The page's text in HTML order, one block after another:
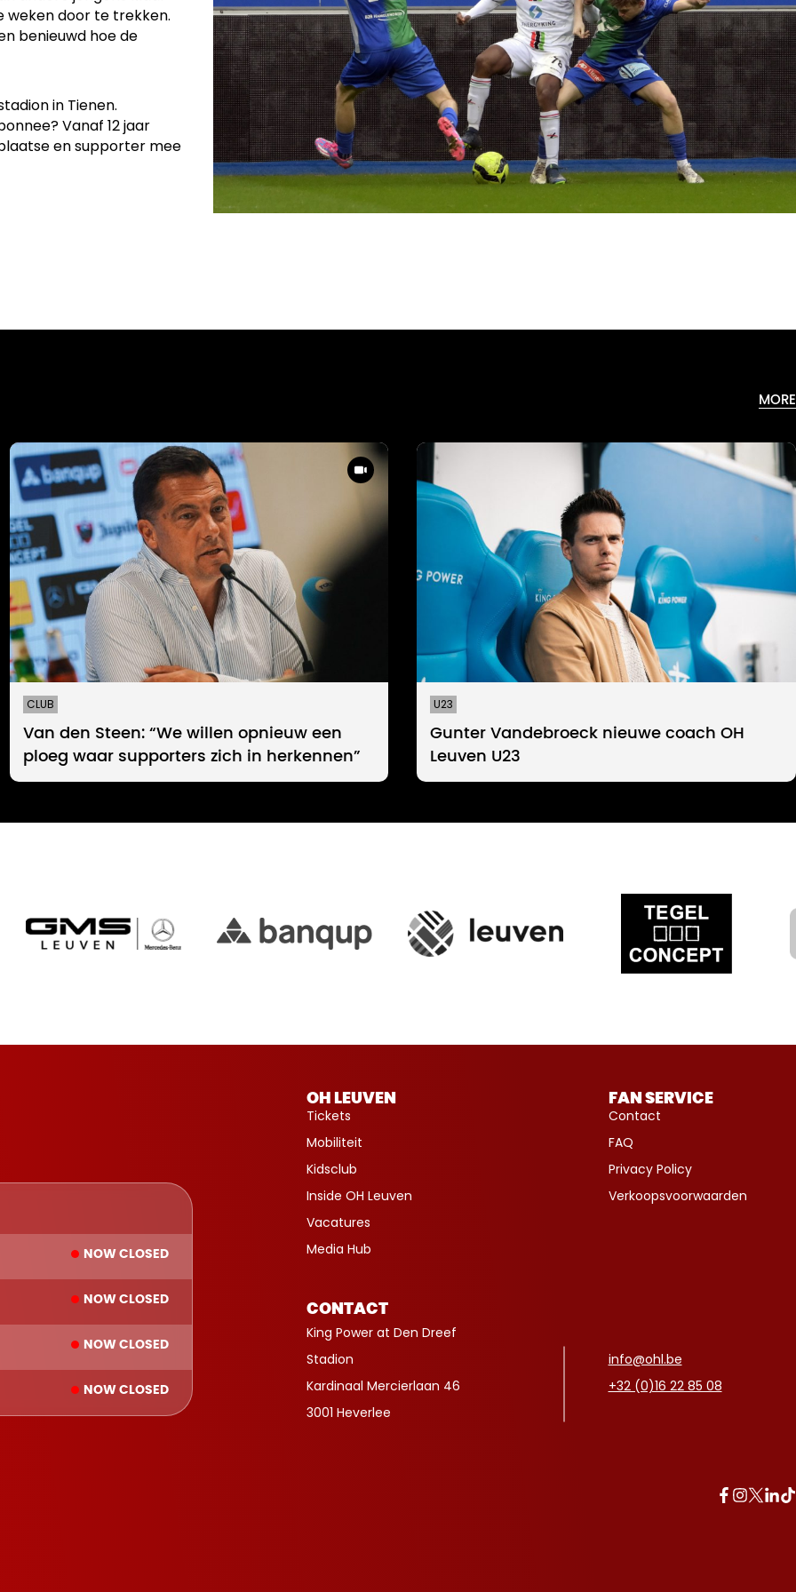
weken door te trekken.
benieuwd hoe de
in Tienen.
Vanaf 12 jaar
en supporter mee
MORE
CLUB
Van den Steen: “We willen opnieuw een
ploeg waar supporters zich in herkennen”
U23
Gunter Vandebroeck nieuwe coach OH
Leuven U23
NOW CLOSED
NOW CLOSED
NOW CLOSED
NOW CLOSED
OH LEUVEN
Tickets
Mobiliteit
Kidsclub
Inside OH Leuven
Vacatures
Media Hub
FAN SERVICE
Contact
FAQ
Privacy Policy
Verkoopsvoorwaarden
CONTACT
King Power at Den Dreef
Stadion
Kardinaal Mercierlaan 46
3001 Heverlee
info@ohl.be
+32 (0)16 22 85 08